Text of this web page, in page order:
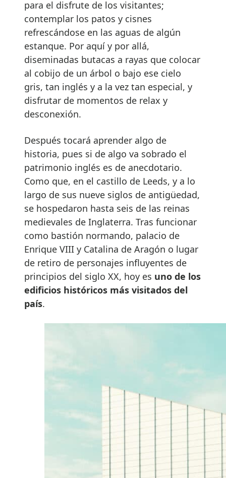
para el disfrute de los visitantes;
contemplar los patos y cisnes
refrescándose en las aguas de algún
estanque. Por aquí y por allá,
diseminadas butacas a rayas que colocar
al cobijo de un árbol o bajo ese cielo
gris, tan inglés y a la vez tan especial, y
disfrutar de momentos de relax y
desconexión.
Después tocará aprender algo de
historia, pues si de algo va sobrado el
patrimonio inglés es de anecdotario.
Como que, en el castillo de Leeds, y a lo
largo de sus nueve siglos de antigüedad,
se hospedaron hasta seis de las reinas
medievales de Inglaterra. Tras funcionar
como bastión normando, palacio de
Enrique VIII y Catalina de Aragón o lugar
de retiro de personajes influyentes de
principios del siglo XX, hoy es uno de los
edificios históricos más visitados del
país.